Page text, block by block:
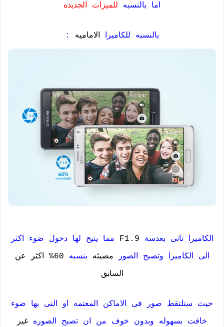
اما بالنسبه للميزات الجديده
بالنسبه للكاميرا الاماميه :
الكاميرا تاتى بعدسة F1.9 مما يتيح لها دخول ضوء اكثر
الى الكاميرا وتصبح الصور مضيئه بنسبه 60%
اكثر عن
السابق
حيث ستلتقط صور فى الاماكن المعتمه او التى بها ضوء
خافت بسهوله وبدون خوف من ان تصبح الصوره غير